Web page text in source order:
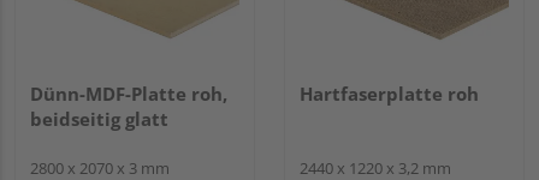
Dünn-MDF-Platte roh,
beidseitig glatt
2800 x 2070 x 3 mm
Hartfaserplatte roh
2440 x 1220 x 3,2 mm